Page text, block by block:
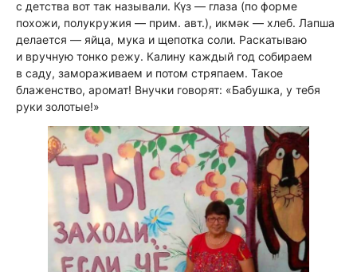
с детства вот так называли. Күз — глаза (по форме
похожи, полукружия — прим. авт.), икмәк — хлеб. Лапша
делается — яйца, мука и щепотка соли. Раскатываю
и вручную тонко режу. Калину каждый год собираем
в саду, замораживаем и потом стряпаем. Такое
блаженство, аромат! Внучки говорят: «Бабушка, у тебя
руки золотые!»